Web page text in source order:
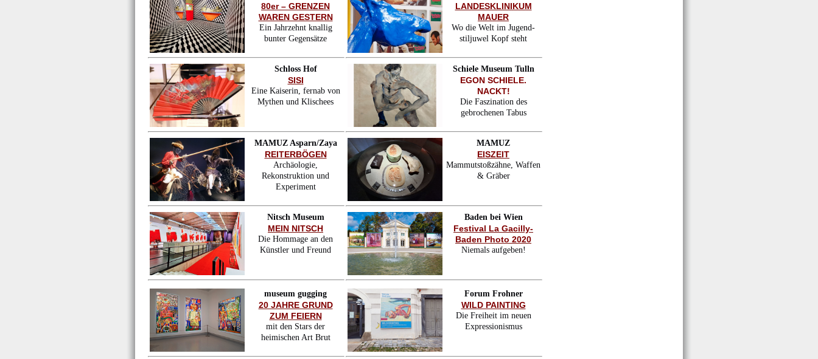
80er – GRENZEN
WAREN GESTERN
Ein Jahrzehnt knallig
bunter Gegensätze
LANDESKLINIKUM
MAUER
Wo die Welt im Jugend-
stiljuwel Kopf steht
Schloss Hof
SISI
Eine Kaiserin, fernab von
Mythen und Klischees
Schiele Museum Tulln
EGON SCHIELE.
NACKT!
Die Faszination des
gebrochenen Tabus
MAMUZ Asparn/Zaya
REITERBÖGEN
Archäologie,
Rekonstruktion und
Experiment
MAMUZ
EISZEIT
Mammutstoßzähne, Waffen
& Gräber
Nitsch Museum
MEIN NITSCH
Die Hommage an den
Künstler und Freund
Baden bei Wien
Festival La Gacilly-
Baden Photo 2020
Niemals aufgeben!
museum gugging
20 JAHRE GRUND
ZUM FEIERN
mit den Stars der
heimischen Art Brut
Forum Frohner
WILD PAINTING
Die Freiheit im neuen
Expressionismus